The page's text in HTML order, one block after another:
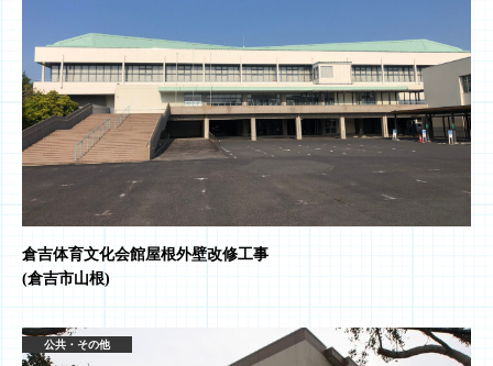
倉吉体育文化会館屋根外壁改修工事
(倉吉市山根)
公共・その他